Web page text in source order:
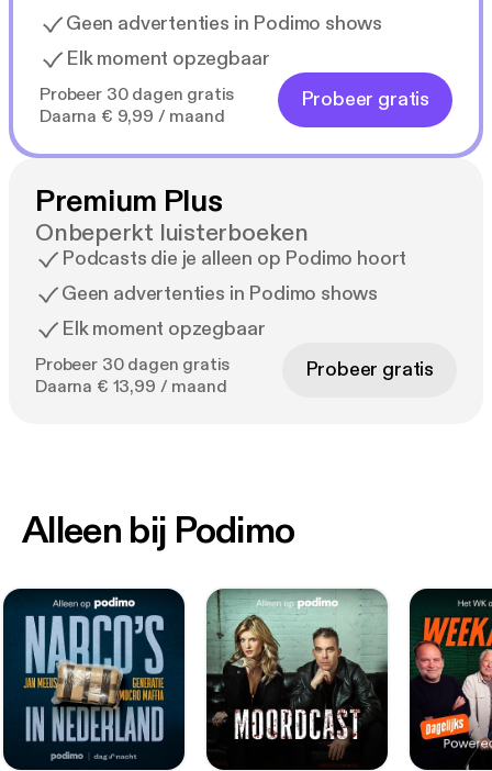
Geen advertenties in Podimo shows
Elk moment opzegbaar
Probeer 30 dagen gratis
Daarna € 9,99 / maand
Probeer gratis
Premium Plus
Onbeperkt luisterboeken
Podcasts die je alleen op Podimo hoort
Geen advertenties in Podimo shows
Elk moment opzegbaar
Probeer 30 dagen gratis
Daarna € 13,99 / maand
Probeer gratis
Alleen bij Podimo